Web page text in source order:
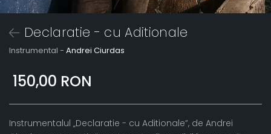
Declaratie - cu Aditionale
Instrumental - Andrei Ciurdas
150,00 RON
Instrumentalul „Declaratie - cu Aditionale”, de Andrei